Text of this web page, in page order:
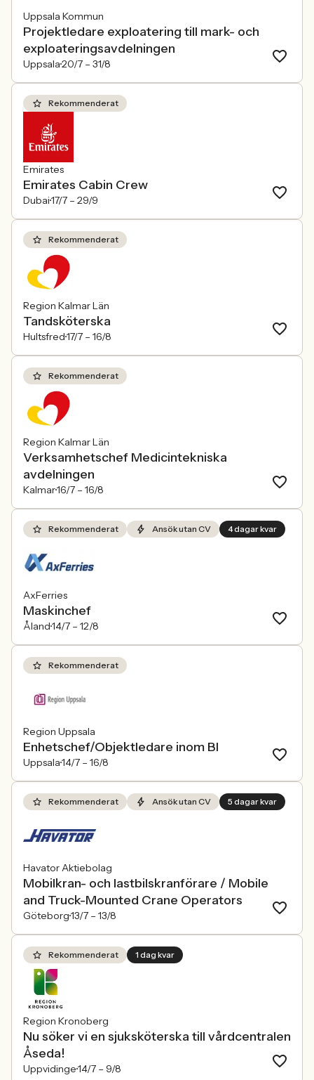
Uppsala Kommun
Projektledare exploatering till mark- och
exploateringsavdelningen
Uppsala20/7 – 31/8
Rekommenderat
Emirates
Emirates Cabin Crew
Dubai17/7 – 29/9
Rekommenderat
Region Kalmar Län
Tandsköterska
Hultsfred17/7 – 16/8
Rekommenderat
Region Kalmar Län
Verksamhetschef Medicintekniska
avdelningen
Kalmar16/7 – 16/8
Rekommenderat Ansök utan CV 4 dagar kvar
AxFerries
Maskinchef
Åland14/7 – 12/8
Rekommenderat
Region Uppsala
Enhetschef/Objektledare inom BI
Uppsala14/7 – 16/8
Rekommenderat Ansök utan CV 5 dagar kvar
Havator Aktiebolag
Mobilkran- och lastbilskranförare / Mobile
and Truck-Mounted Crane Operators
Göteborg13/7 – 13/8
Rekommenderat 1 dag kvar
Region Kronoberg
Nu söker vi en sjuksköterska till vårdcentralen
Åseda!
Uppvidinge14/7 – 9/8